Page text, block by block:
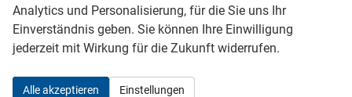
Elektrische Fensterheber vorne und hinten
Ambiente-Beleuchtung
Massage-Sitz
Vordersitze höhenverstellbar
Analytics und Personalisierung, für die Sie uns Ihr
Einverständnis geben. Sie können Ihre Einwilligung
jederzeit mit Wirkung für die Zukunft widerrufen.
Alle akzeptieren Einstellungen